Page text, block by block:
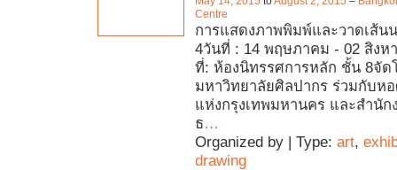
Centre
การแสดงภาพพิมพ์และวาดเส้น
4วันที่ : 14 พฤษภาคม - 02 สิงห
ที่: ห้องนิทรรศการหลัก ชั้น 8จัด
มหาวิทยาลัยศิลปากร ร่วมกับห
แห่งกรุงเทพมหานคร และสำนั
ธ…
Organized by | Type: art,
drawing